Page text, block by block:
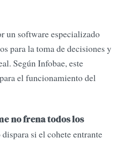
un software especializado
para la toma de decisiones y
Según Infobae, este
el funcionamiento del
no frena todos los
si el cohete entrante